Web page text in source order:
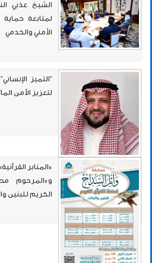
الشيخ عذبي
لمتابعة حماية
الأمني والخدمي
لتعزيز الأمن
«المنابر
و«المرحوم
الكريم للبنين